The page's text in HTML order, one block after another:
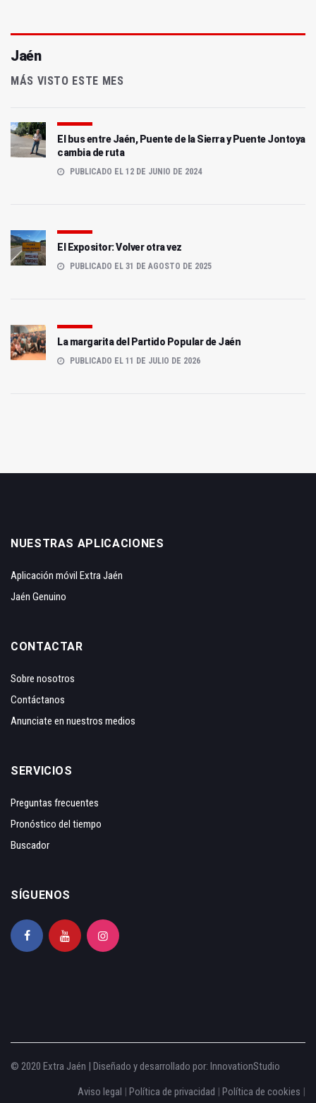
Jaén
MÁS VISTO ESTE MES
El bus entre Jaén, Puente de la Sierra y Puente Jontoya
cambia de ruta
PUBLICADO EL 12 DE JUNIO DE 2024
El Expositor: Volver otra vez
PUBLICADO EL 31 DE AGOSTO DE 2025
La margarita del Partido Popular de Jaén
PUBLICADO EL 11 DE JULIO DE 2026
NUESTRAS APLICACIONES
Aplicación móvil Extra Jaén
Jaén Genuino
CONTACTAR
Sobre nosotros
Contáctanos
Anunciate en nuestros medios
SERVICIOS
Preguntas frecuentes
Pronóstico del tiempo
Buscador
SÍGUENOS
© 2020 Extra Jaén | Diseñado y desarrollado por: InnovationStudio
Aviso legal
Política de privacidad Política de cookies